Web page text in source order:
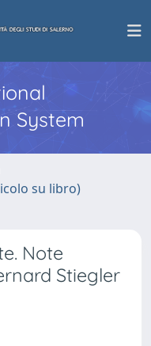
System
su libro)
Note
Stiegler